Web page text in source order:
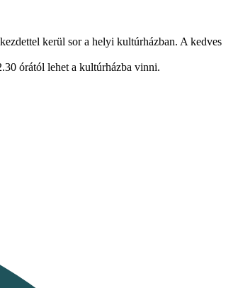
kerül sor a helyi kultúrházban. A kedves
órától lehet a kultúrházba vinni.